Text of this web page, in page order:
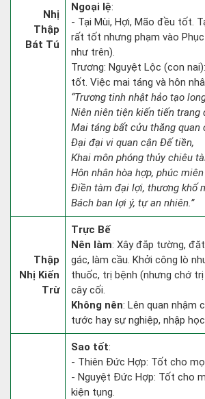
Nhị
Thập
Bát Tú
Ngoại lệ:
- Tại Mùi, Hợi, Mão đều tốt.
rất tốt nhưng phạm vào
như trên).
Trương: Nguyệt Lộc (con
tốt. Việc mai táng và hôn
“Trương tinh nhật hảo tạo
Niên niên tiện kiến tiến trang
Mai táng bất cửu thăng quan
Đại đại vi quan cận Đế tiền,
Khai môn phóng thủy chiêu
Hôn nhân hòa hợp, phúc
Điền tàm đại lợi, thương khố
Bách ban lợi ý, tự an nhiên.”
Thập
Nhị Kiến
Trừ
Trực Bế
Nên làm: Xây đắp tường,
gác, làm cầu. Khởi công lò
thuốc, trị bệnh (nhưng chớ
cây cối.
Không nên: Lên quan nhậm
tước hay sự nghiệp, nhập
Sao tốt:
- Thiên Đức Hợp: Tốt cho
- Nguyệt Đức Hợp: Tốt cho
kiện tụng.